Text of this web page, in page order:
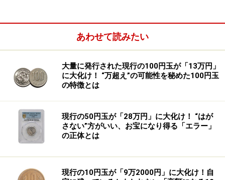
ゲーム上の駆け引きで社会を学ぶ欧米の子
あわせて読みたい
大量に発行された現行の100円玉が「13万円」
に大化け！ “万超え”の可能性を秘めた100円玉
の特徴とは
現行の50円玉が「28万円」に大化け！ “はが
さない”方がいい、お宝になり得る「エラー」
の正体とは
現行の10円玉が「9万2000円」に大化け！自